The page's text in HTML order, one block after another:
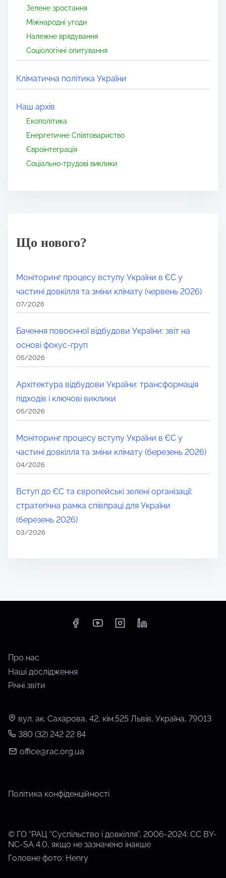
Зелене зростання
Міжнародні угоди
Належне врядування
Соціологічні опитування
Кліматична політика України
Наш архів
Екополітика
Енергетичне Співтовариство
Євроінтеграція
Соціально-трудові виклики
Що нового?
Моніторинг процесу вступу України в ЄС у
частині довкілля та зміни клімату (червень 2026)
07/2026
Бачення повоєнної відбудови України: звіт на
основі фокус-груп
05/2026
Архітектура відбудови України: трансформація
підходів і ключові виклики
05/2026
Моніторинг процесу вступу України в ЄС у
частині довкілля та зміни клімату (березень 2026)
04/2026
Вступ до ЄС та європейські зелені організації:
стратегічна рамка співпраці для України
(березень 2026)
03/2026
Про нас
Наші дослідження
Річні звіти
вул. ак. Сахарова, 42, кім.525 Львів, Україна, 79013
380 (32) 242 22 84
office@rac.org.ua
Політика конфіденційності
© ГО “РАЦ “Суспільство і довкілля”, 2006-2024: CC BY-
NC-SA 4.0, якщо не зазначено інакше
Головне фото: Henry